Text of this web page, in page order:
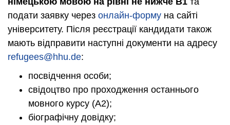
подати заявку через онлайн-форму на сайті
університету. Після реєстрації кандидати також
мають відправити наступні документи на адресу
refugees@hhu.de:
посвідчення особи;
свідоцтво про проходження останнього
мовного курсу (А2);
біографічну довідку;